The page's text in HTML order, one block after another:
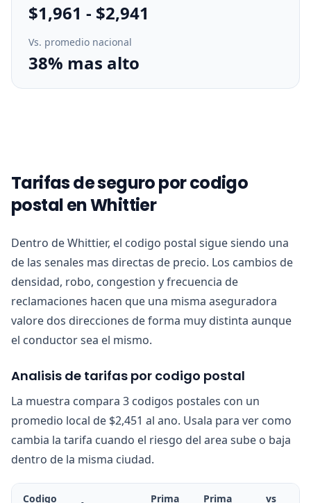
$1,961 - $2,941
Vs. promedio nacional
38% mas alto
Tarifas de seguro por codigo
postal en Whittier
Dentro de Whittier, el codigo postal sigue siendo una
de las senales mas directas de precio. Los cambios de
densidad, robo, congestion y frecuencia de
reclamaciones hacen que una misma aseguradora
valore dos direcciones de forma muy distinta aunque
el conductor sea el mismo.
Analisis de tarifas por codigo postal
La muestra compara 3 codigos postales con un
promedio local de $2,451 al ano. Usala para ver como
cambia la tarifa cuando el riesgo del area sube o baja
dentro de la misma ciudad.
Codigo Prima Prima vs